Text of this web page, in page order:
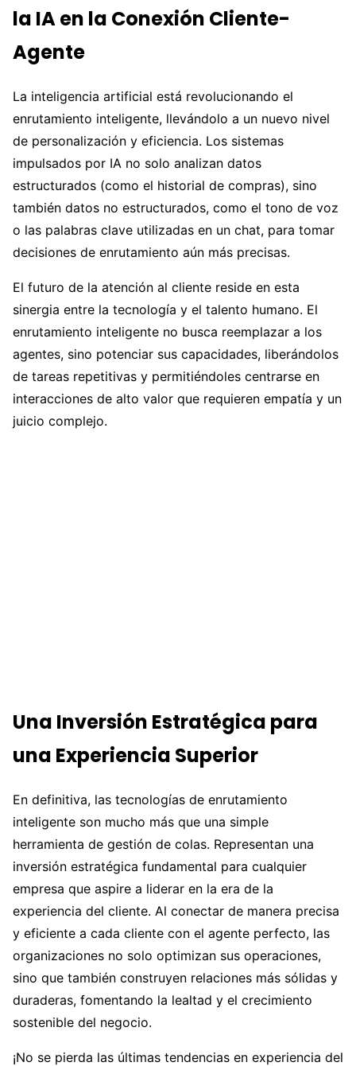
la IA en la Conexión Cliente-
Agente
La inteligencia artificial está revolucionando el
enrutamiento inteligente, llevándolo a un nuevo nivel
de personalización y eficiencia. Los sistemas
impulsados por IA no solo analizan datos
estructurados (como el historial de compras), sino
también datos no estructurados, como el tono de voz
o las palabras clave utilizadas en un chat, para tomar
decisiones de enrutamiento aún más precisas.
El futuro de la atención al cliente reside en esta
sinergia entre la tecnología y el talento humano. El
enrutamiento inteligente no busca reemplazar a los
agentes, sino potenciar sus capacidades, liberándolos
de tareas repetitivas y permitiéndoles centrarse en
interacciones de alto valor que requieren empatía y un
juicio complejo.
Una Inversión Estratégica para
una Experiencia Superior
En definitiva, las tecnologías de enrutamiento
inteligente son mucho más que una simple
herramienta de gestión de colas. Representan una
inversión estratégica fundamental para cualquier
empresa que aspire a liderar en la era de la
experiencia del cliente. Al conectar de manera precisa
y eficiente a cada cliente con el agente perfecto, las
organizaciones no solo optimizan sus operaciones,
sino que también construyen relaciones más sólidas y
duraderas, fomentando la lealtad y el crecimiento
sostenible del negocio.
¡No se pierda las últimas tendencias en experiencia del